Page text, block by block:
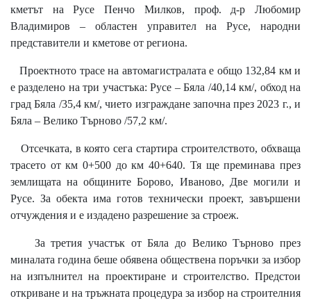
кметът на Русе Пенчо Милков, проф. д-р Любомир
Владимиров – областен управител на Русе, народни
представители и кметове от региона.
Проектното трасе на автомагистралата е общо 132,84 км и
е разделено на три участъка: Русе – Бяла /40,14 км/, обход на
град Бяла /35,4 км/, чието изграждане започна през 2023 г., и
Бяла – Велико Търново /57,2 км/.
Отсечката, в която сега стартира строителството, обхваща
трасето от км 0+500 до км 40+640. Тя ще преминава през
землищата на общините Борово, Иваново, Две могили и
Русе. За обекта има готов технически проект, завършени
отчуждения и е издадено разрешение за строеж.
За третия участък от Бяла до Велико Търново през
миналата година беше обявена обществена поръчки за избор
на изпълнител на проектиране и строителство. Предстои
откриване и на тръжната процедура за избор на строителния